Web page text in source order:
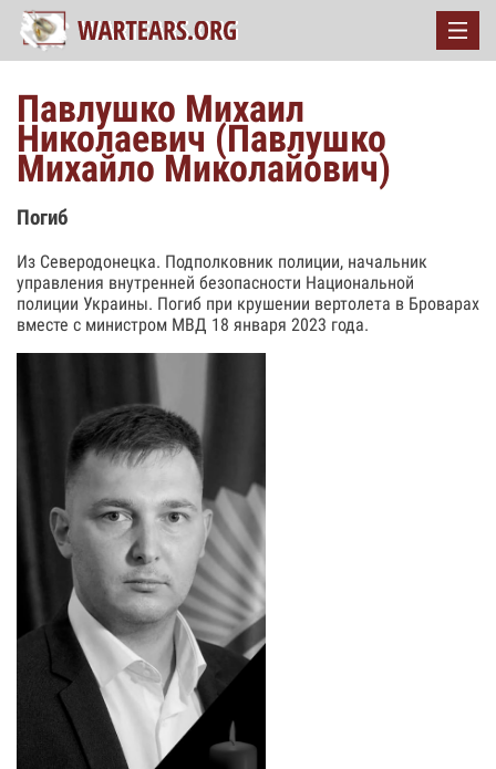
Павлушко Михаил
Николаевич (Павлушко
Михайло Миколайович)
Погиб
Из Северодонецка. Подполковник полиции, начальник
управления внутренней безопасности Национальной
полиции Украины. Погиб при крушении вертолета в Броварах
вместе с министром МВД 18 января 2023 года.